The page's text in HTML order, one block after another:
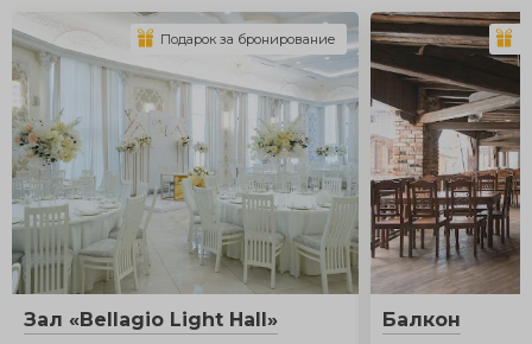
Зал «Bellagio Light Hall»
Подарок за бронирование
Балкон